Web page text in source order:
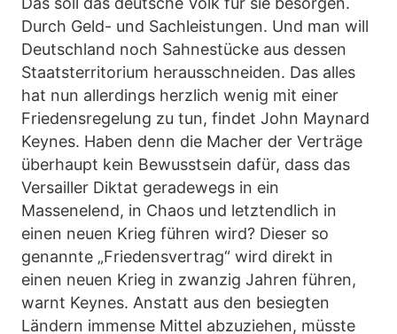
Durch Geld- und Sachleistungen. Und man will
Deutschland noch Sahnestücke aus dessen
Staatsterritorium herausschneiden. Das alles
hat nun allerdings herzlich wenig mit einer
Friedensregelung zu tun, findet John Maynard
Keynes. Haben denn die Macher der Verträge
überhaupt kein Bewusstsein dafür, dass das
Versailler Diktat geradewegs in ein
Massenelend, in Chaos und letztendlich in
einen neuen Krieg führen wird? Dieser so
genannte „Friedensvertrag“ wird direkt in
einen neuen Krieg in zwanzig Jahren führen,
warnt Keynes. Anstatt aus den besiegten
Ländern immense Mittel abzuziehen, müsste